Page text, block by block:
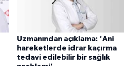
Uzmanından açıklama: 'Ani
hareketlerde idrar kaçırma
tedavi edilebilir bir sağlık